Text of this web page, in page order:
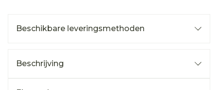
Beschikbare leveringsmethoden
Beschrijving